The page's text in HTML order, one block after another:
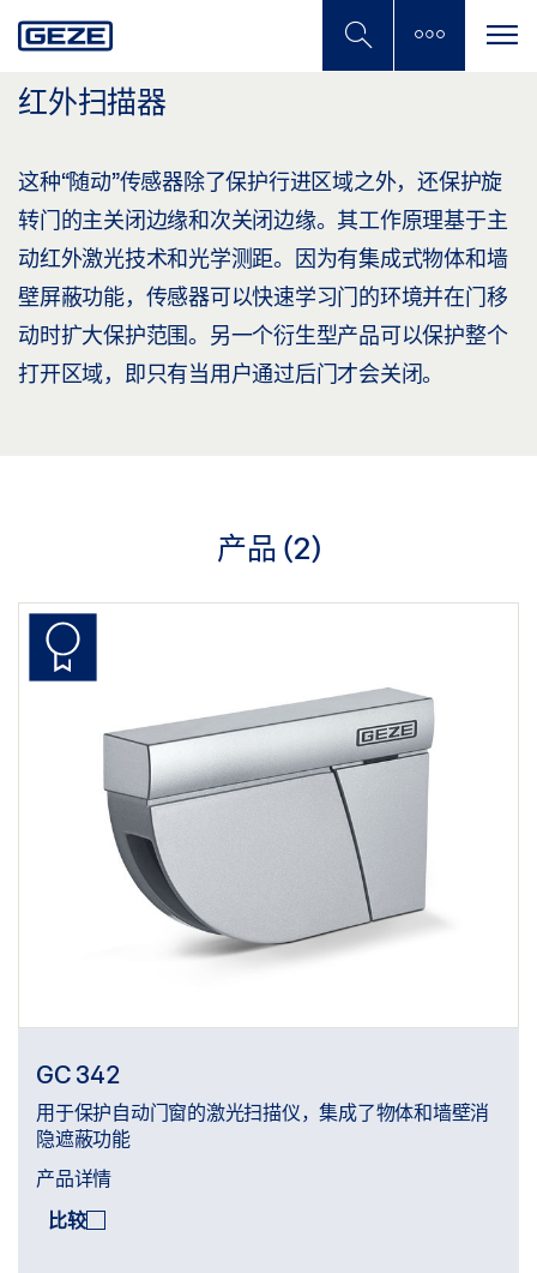
to
content
红外扫描器
这种“随动”传感器除了保护行进区域之外，还保护旋
转门的主关闭边缘和次关闭边缘。其工作原理基于主
动红外激光技术和光学测距。因为有集成式物体和墙
壁屏蔽功能，传感器可以快速学习门的环境并在门移
动时扩大保护范围。另一个衍生型产品可以保护整个
打开区域，即只有当用户通过后门才会关闭。
产品 (2)
GC 342
用于保护自动门窗的激光扫描仪，集成了物体和墙壁消
隐遮蔽功能
产品详情
比较